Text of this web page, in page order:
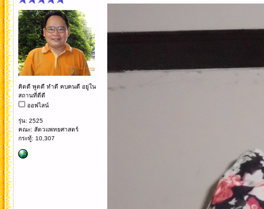
คิดดี พูดดี ทำดี คบคนดี อยู่ใน
สถานที่ดีดี
ออฟไลน์
รุ่น: 2525
คณะ: สัตวแพทยศาสตร์
กระทู้: 10,307